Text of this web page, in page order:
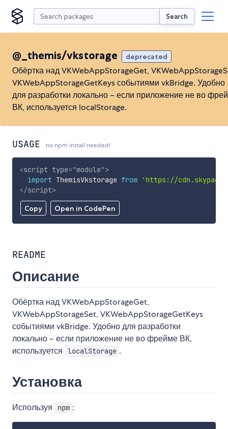
Search
@_themis/vkstorage deprecated
Обёртка над VKWebAppStorageGet,
VKWebAppStorageGetKeys событиями vkBridge. Удобно
для разработки локально – если приложение не во
ВК, используется localStorage.
USAGE no npm install needed!
Copy Open in CodePen
<script type="module">
import ThemisVkstorage from
'https://
</script>
README
Описание
Обёртка над VKWebAppStorageGet,
VKWebAppStorageSet, VKWebAppStorageGetKeys
событиями vkBridge. Удобно для разработки
локально – если приложение не во фрейме ВК,
используется
localStorage .
Установка
Используя npm :